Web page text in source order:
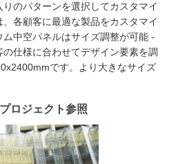
のパターンを選択してカスタマイ
各顧客に最適な製品をカスタマイ
中空パネルはサイズ調整が可能 -
仕様に合わせてデザイン要素を調
です。より大きなサイズ
ロジェクト参照